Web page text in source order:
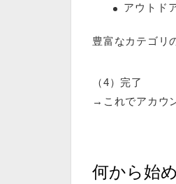
アウト
豊富なカテゴリ
（4）完了
→これでアカウ
何から始